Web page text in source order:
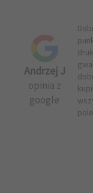
Andrzej J
opinia z
google